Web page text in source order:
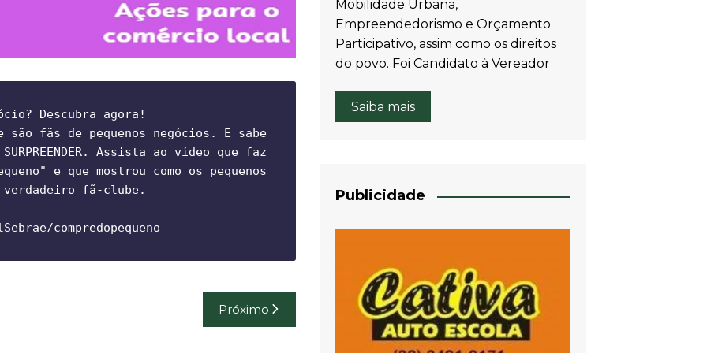
Descubra agora!
são fãs de pequenos negócios. E sabe
Assista ao vídeo que faz
e que mostrou como os pequenos
verdadeiro fã-clube.
compredopequeno
Próximo
Mobilidade Urbana,
Empreendedorismo e Orçamento
Participativo, assim como os direitos
do povo. Foi Candidato à Vereador
Saiba mais
Publicidade